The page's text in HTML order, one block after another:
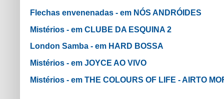
Flechas envenenadas - em NÓS ANDRÓIDES
Mistérios - em CLUBE DA ESQUINA 2
London Samba - em HARD BOSSA
Mistérios - em JOYCE AO VIVO
Mistérios - em THE COLOURS OF LIFE - AIRTO